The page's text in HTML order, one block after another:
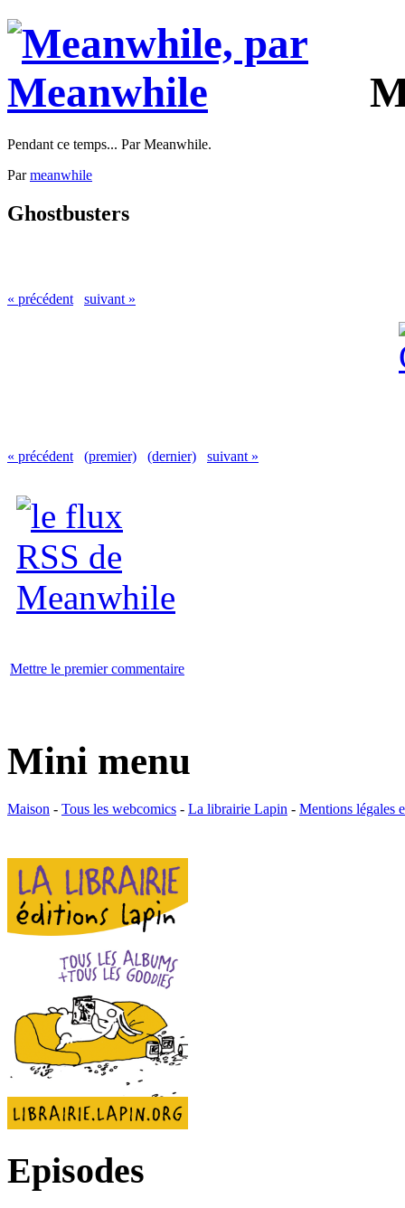
Pendant ce temps... Par Meanwhile.
Parmeanwhile
Ghostbusters
« précédent suivant »
« précédent (premier) (dernier) suivant »
Mettre le premier commentaire
Mini menu
Maison - Tous les webcomics - La librairie Lapin - Mentions légales
Episodes